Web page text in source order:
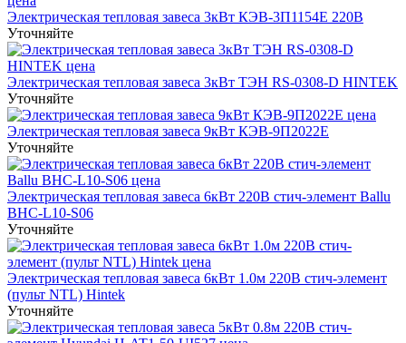
Электрическая тепловая завеса 3кВт КЭВ-3П1154Е 220В
Уточняйте
Электрическая тепловая завеса 3кВт ТЭН RS-0308-D HINTEK
Уточняйте
Электрическая тепловая завеса 9кВт КЭВ-9П2022Е
Уточняйте
Электрическая тепловая завеса 6кВт 220В стич-элемент Ballu
BHC-L10-S06
Уточняйте
Электрическая тепловая завеса 6кВт 1.0м 220В стич-элемент
(пульт NTL) Hintek
Уточняйте